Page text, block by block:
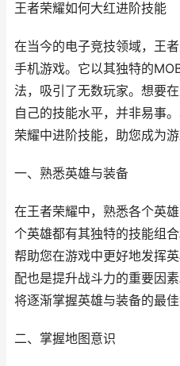
王者荣耀如何大红进阶技能
在当今的电子竞技领域，王
手机游戏。它以其独特的
法，吸引了无数玩家。想要
自己的技能水平，并非易事
荣耀中进阶技能，助您成为游
一、熟悉英雄与装备
在王者荣耀中，熟悉各个英
个英雄都有其独特的技能组
帮助您在游戏中更好地发挥
配也是提升战斗力的重要因
将逐渐掌握英雄与装备的最佳
二、掌握地图意识